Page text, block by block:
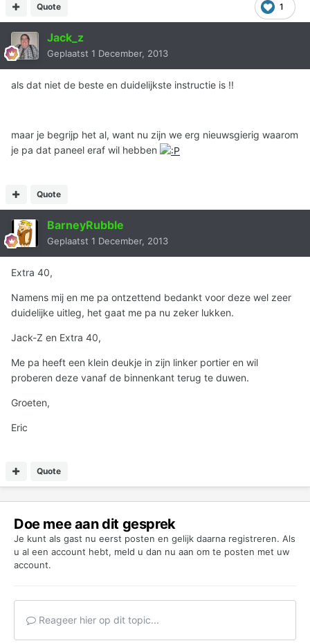
1
Quote
Jack_z
Geplaatst 1 December, 2013
als dat niet de beste en duidelijkste instructie is !!
maar je begrijp het al, want nu zijn we erg nieuwsgierig waarom
je pa dat paneel eraf wil hebben
Quote
BarneyRubble
Geplaatst 1 December, 2013
Extra 40,
Namens mij en me pa ontzettend bedankt voor deze wel zeer
duidelijke uitleg, het gaat me pa nu zeker lukken.
Jack-Z en Extra 40,
Me pa heeft een klein deukje in zijn linker portier en wil
proberen deze vanaf de binnenkant terug te duwen.
Groeten,
Eric
Quote
Doe mee aan dit gesprek
Je kunt als gast nu eerst posten en gelijk daarna registreren. Als
u al een account hebt, meld u dan nu aan om te posten met uw
account.
Reageer hier op dit topic...